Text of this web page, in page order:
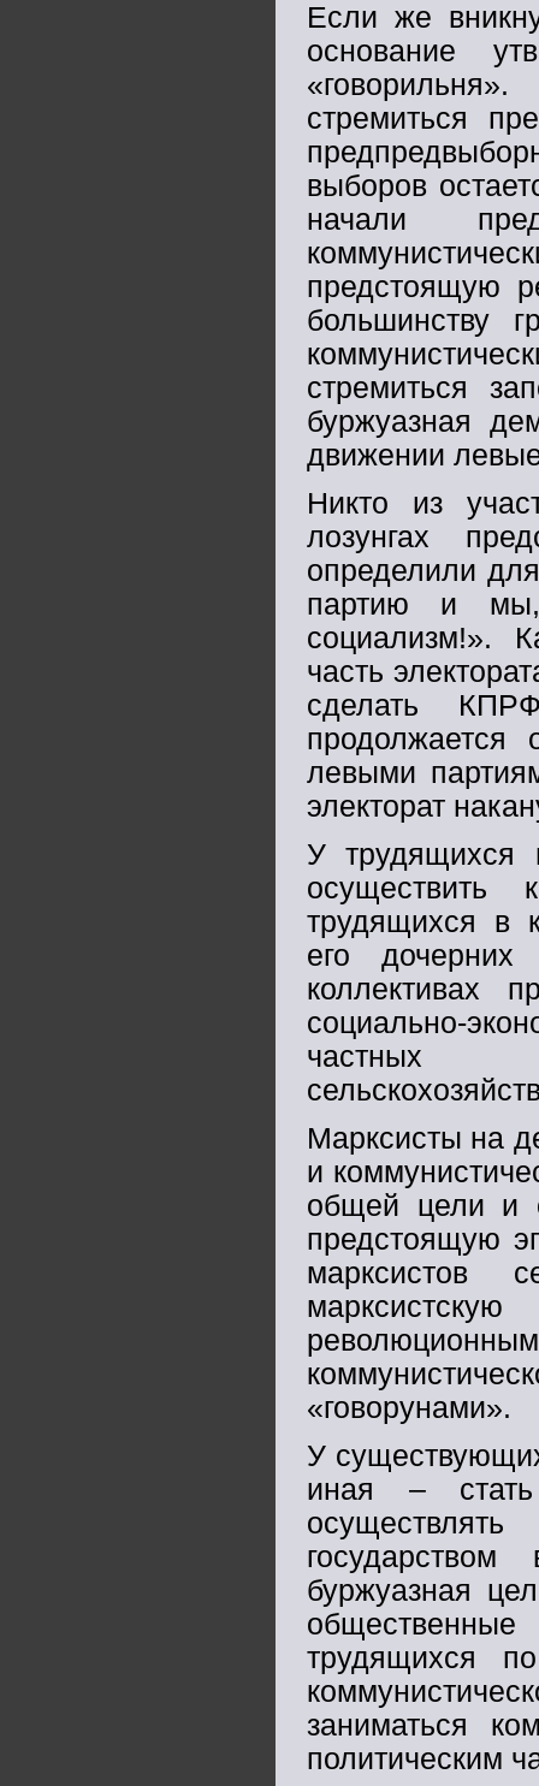
Если же
основание
стремиться
выборов
начали
предстоящую
большинству
стремиться
буржуазная
движении
Никто из
лозунгах
определили
партию и
социализм!».
часть
сделать
продолжается
левыми
электорат
У трудящихся
осуществить
трудящихся в
его дочерних
коллективах
социально-
частных
Марксисты на
и
общей цели и
предстоящую
марксистов
«говорунами».
У
иная – стать
буржуазная
трудящихся
заниматься
политическим